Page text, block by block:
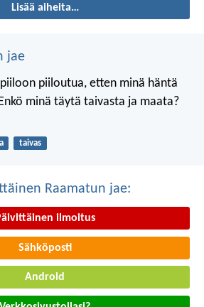
Lisää aiheita…
jae
piiloutua, etten minä häntä
Enkö minä täytä taivasta ja maata?
taivas
Raamatun jae:
ilmoitus
Sähköposti
Android